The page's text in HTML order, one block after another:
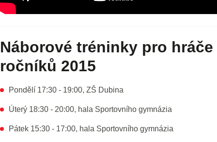
Náborové tréninky pro hráče
ročníků 2015
Pondělí 17:30 - 19:00, ZŠ Dubina
Úterý 18:30 - 20:00, hala Sportovního gymnázia
Pátek 15:30 - 17:00, hala Sportovního gymnázia